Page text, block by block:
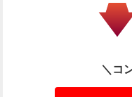
＼コ